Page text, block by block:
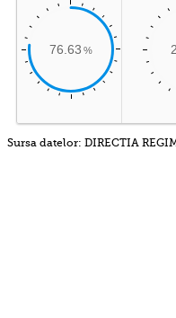
76.63
Sursa datelor: DIRECTIA